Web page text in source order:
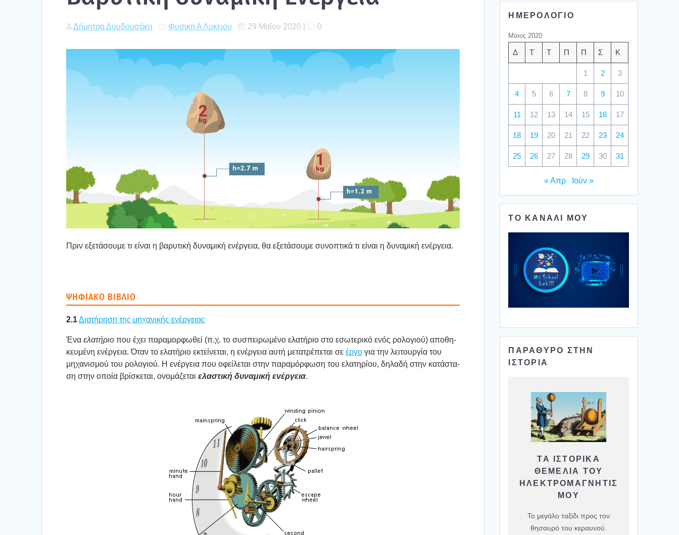
Δήμητρα Δουδουσάκη Φυσικη Α Λυκειου 29 Μαΐου 2020 | 0
Πριν εξε­τά­σου­με τι είναι η βαρυ­τι­κή δυνα­μι­κή ενέρ­γεια, θα εξε­τά­σου­με συνο­πτι­κά τι είναι η δυνα­μι­κή ενέρ­γεια.
ΨΗΦΙΑ­ΚΟ ΒΙΒΛΙΟ
2.1Δια­τή­ρη­ση της μηχα­νι­κής ενέρ­γειας
Έναελα­τή­ριο που έχει παρα­μορ­φω­θεί (π.χ. το συσπει­ρω­μέ­νο ελα­τή­ριο στο εσω­τε­ρι­κό ενός ρολο­γιού) απο­θη­
κευ­μέ­νη ενέρ­γεια. Όταν το ελα­τή­ριο εκτεί­νε­ται, η ενέρ­γεια αυτή μετα­τρέ­πε­ται σε έργο για την λει­τουρ­γία του
μηχα­νι­σμού του ρολο­γιού. Η ενέρ­γεια που οφεί­λε­ται στην παρα­μόρ­φω­ση του ελα­τη­ρί­ου, δηλα­δή στην κατά­στα­
ση στην οποία βρί­σκε­ται, ονο­μά­ζε­ταιελα­στι­κή δυνα­μι­κή ενέρ­γεια.
ΗΜΕΡΟΛΟΓΙΟ
Μάιος 2020
Δ Τ Τ Π Π Σ Κ
1 2 3
4 5 6 7 8 9 10
11 12 13 14 15 16 17
18 19 20 21 22 23 24
25 26 27 28 29 30 31
« Απρ Ιούν »
ΤΟ ΚΑΝΑΛΙ ΜΟΥ
ΠΑΡΑΘΥΡΟ ΣΤΗΝ
ΙΣΤΟΡΙΑ
ΤΑ ΙΣΤΟΡΙΚΆ
ΘΕΜΈΛΙΑ ΤΟΥ
ΗΛΕΚΤΡΟΜΑΓΝΗΤΙΣ
ΜΟΎ
Το μεγάλο ταξίδι προς τον
θησαυρό του κεραυνού.